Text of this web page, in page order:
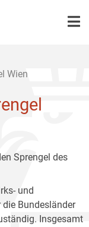
Wien
Sprengel des
und
Bundesländer
Insgesamt